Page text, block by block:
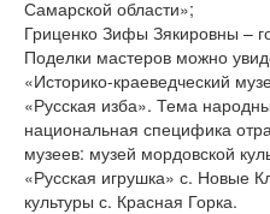
Самарской области»;
Гриценко Зифы Зякировны –
Поделки мастеров можно
«Историко-краеведческий
«Русская изба». Тема
национальная специфика
музеев: музей мордовской
«Русская игрушка» с. Новые
культуры с. Красная Горка.